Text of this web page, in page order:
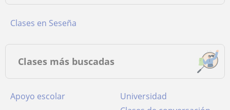
Clases en Seseña
Clases más buscadas
Apoyo escolar
Universidad